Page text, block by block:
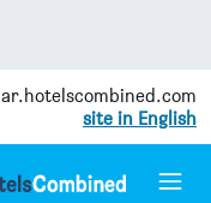
ar.hotelscombined.com
site in English